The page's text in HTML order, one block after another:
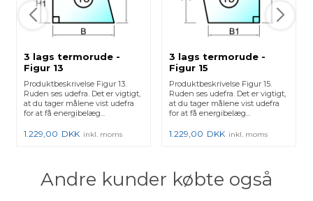
3 lags termorude -
Figur 13
Produktbeskrivelse Figur 13.
Ruden ses udefra. Det er vigtigt,
at du tager målene vist udefra
for at få energibelæg...
1.229,00 DKK inkl. moms
3 lags termorude -
Figur 15
Produktbeskrivelse Figur 15.
Ruden ses udefra. Det er vigtigt,
at du tager målene vist udefra
for at få energibelæg...
1.229,00 DKK inkl. moms
Andre kunder købte også